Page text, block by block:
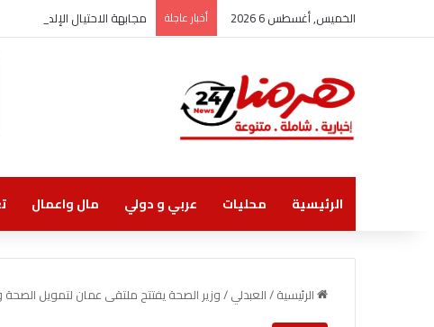
الخميس, أغسطس 6 2026 أخبار عاجلة مجابهة الاحتيال الإلكتروني
الرئيسية محليات عربي و دولي مال واعمال
الرئيسية/العبدلي/وزير الصحة يفتتح ملتقى عمان لتمويل الصحة